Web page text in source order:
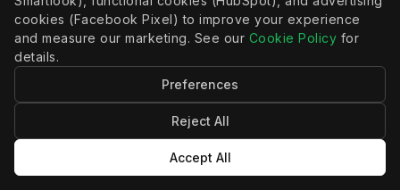
Mindbody insights: clients' latest
purchases, recent visits, and upcoming
bookings (appointments or classes).
Effortlessly sync key client data in both
directions, across multiple Mindbody
locations, enabling personalized
engagement and streamlined operations
cookies (Facebook Pixel) to improve your experience
and measure our marketing. See our Cookie Policy for
details.
Preferences
Reject All
Accept All